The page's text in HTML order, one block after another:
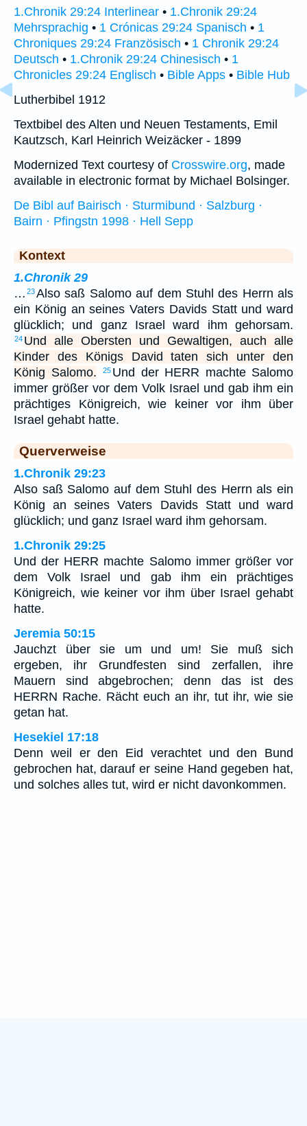
1.Chronik 29:24 Interlinear • 1.Chronik 29:24
Mehrsprachig • 1 Crónicas 29:24 Spanisch • 1
Chroniques 29:24 Französisch • 1 Chronik 29:24
Deutsch • 1.Chronik 29:24 Chinesisch • 1
Chronicles 29:24 Englisch • Bible Apps • Bible Hub
Lutherbibel 1912
Textbibel des Alten und Neuen Testaments, Emil
Kautzsch, Karl Heinrich Weizäcker - 1899
Modernized Text courtesy of Crosswire.org, made
available in electronic format by Michael Bolsinger.
De Bibl auf Bairisch · Sturmibund · Salzburg ·
Bairn · Pfingstn 1998 · Hell Sepp
Kontext
1.Chronik 29
… 23Also saß Salomo auf dem Stuhl des Herrn als
ein König an seines Vaters Davids Statt und ward
glücklich; und ganz Israel ward ihm gehorsam.
24 Und alle Obersten und Gewaltigen, auch alle
Kinder des Königs David taten sich unter den
König Salomo.
25 Und der HERR machte Salomo
immer größer vor dem Volk Israel und gab ihm ein
prächtiges Königreich, wie keiner vor ihm über
Israel gehabt hatte.
Querverweise
1.Chronik 29:23
Also saß Salomo auf dem Stuhl des Herrn als ein
König an seines Vaters Davids Statt und ward
glücklich; und ganz Israel ward ihm gehorsam.
1.Chronik 29:25
Und der HERR machte Salomo immer größer vor
dem Volk Israel und gab ihm ein prächtiges
Königreich, wie keiner vor ihm über Israel gehabt
hatte.
Jeremia 50:15
Jauchzt über sie um und um! Sie muß sich
ergeben, ihr Grundfesten sind zerfallen, ihre
Mauern sind abgebrochen; denn das ist des
HERRN Rache. Rächt euch an ihr, tut ihr, wie sie
getan hat.
Hesekiel 17:18
Denn weil er den Eid verachtet und den Bund
gebrochen hat, darauf er seine Hand gegeben hat,
und solches alles tut, wird er nicht davonkommen.